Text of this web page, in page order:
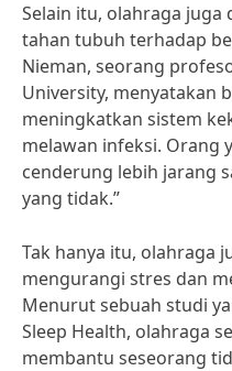
Selain itu, olahraga juga
tahan tubuh terhadap
Nieman, seorang
University, menyatakan
meningkatkan sistem
melawan infeksi. Orang
cenderung lebih jarang
yang tidak.”
Tak hanya itu, olahraga
mengurangi stres dan
Menurut sebuah studi
Sleep Health, olahraga
membantu seseorang